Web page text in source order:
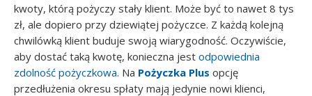
kwoty, którą pożyczy stały klient. Może być to nawet 8 tys
zł, ale dopiero przy dziewiątej pożyczce. Z każdą kolejną
chwilówką klient buduje swoją wiarygodność. Oczywiście,
aby dostać taką kwotę, konieczna jest odpowiednia
zdolność pożyczkowa. Na Pożyczka Plus opcję
przedłużenia okresu spłaty mają jedynie nowi klienci,